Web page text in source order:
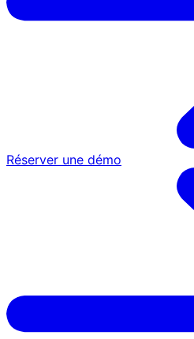
Réserver une démo